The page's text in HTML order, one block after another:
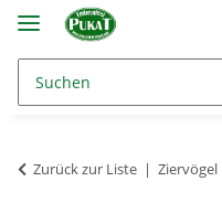
Zurück zur Liste Ziervögel